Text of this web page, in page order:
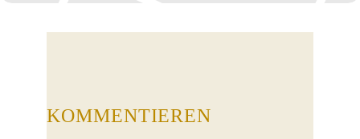
KOMMENTIEREN